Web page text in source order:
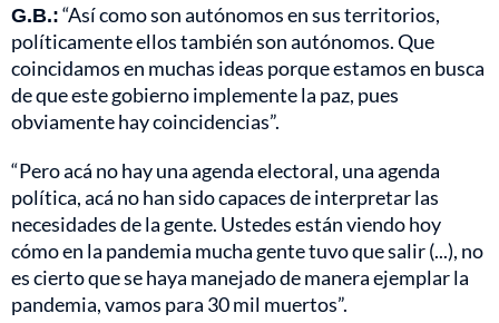
G.B.:“Así como son autónomos en sus territorios,
políticamente ellos también son autónomos. Que
coincidamos en muchas ideas porque estamos en busca
de que este gobierno implemente la paz, pues
obviamente hay coincidencias”.
“Pero acá no hay una agenda electoral, una agenda
política, acá no han sido capaces de interpretar las
necesidades de la gente. Ustedes están viendo hoy
cómo en la pandemia mucha gente tuvo que salir (...), no
es cierto que se haya manejado de manera ejemplar la
pandemia, vamos para 30 mil muertos”.